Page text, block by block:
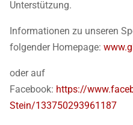
Unterstützung.
Informationen zu unseren
folgender Homepage:
oder auf
Facebook: https://
Stein/133750293961187